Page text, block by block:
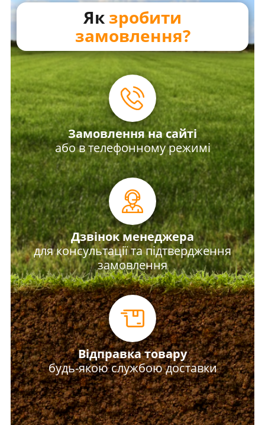
Як зробити
замовлення?
Замовлення на сайті
або в телефонному режимі
Дзвінок менеджера
для консультації та підтвердження
замовлення
Відправка товару
будь-якою службою доставки